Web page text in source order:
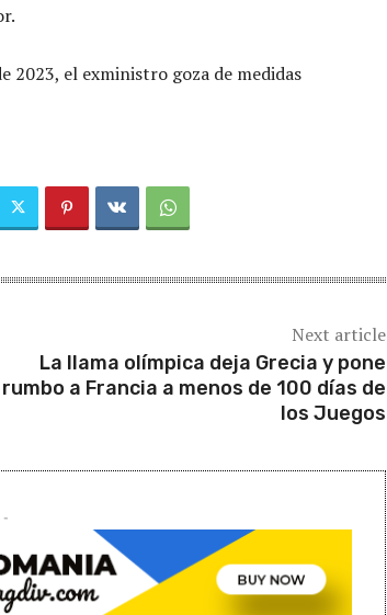
2023, el exministro goza de medidas
Next article
La llama olímpica deja Grecia y pone
rumbo a Francia a menos de 100 días de
los Juegos
-